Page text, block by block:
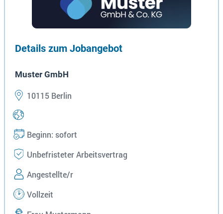
Details zum Jobangebot
Muster GmbH
10115 Berlin
Beginn: sofort
Unbefristeter Arbeitsvertrag
Angestellte/r
Vollzeit